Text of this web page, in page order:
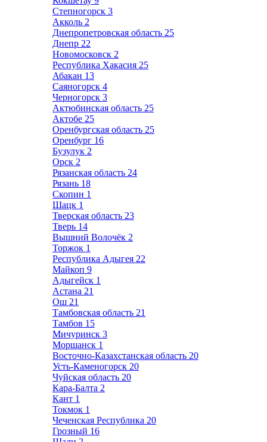
Степногорск 3
Акколь 2
Днепропетровская область 25
Днепр 22
Новомосковск 2
Республика Хакасия 25
Абакан 13
Саяногорск 4
Черногорск 3
Актюбинская область 25
Актобе 25
Оренбургская область 25
Оренбург 16
Бузулук 2
Орск 2
Рязанская область 24
Рязань 18
Скопин 1
Шацк 1
Тверская область 23
Тверь 14
Вышний Волочёк 2
Торжок 1
Республика Адыгея 22
Майкоп 9
Адыгейск 1
Астана 21
Ош 21
Тамбовская область 21
Тамбов 15
Мичуринск 3
Моршанск 1
Восточно-Казахстанская область 20
Усть-Каменогорск 20
Чуйская область 20
Кара-Балта 2
Кант 1
Токмок 1
Чеченская Республика 20
Грозный 16